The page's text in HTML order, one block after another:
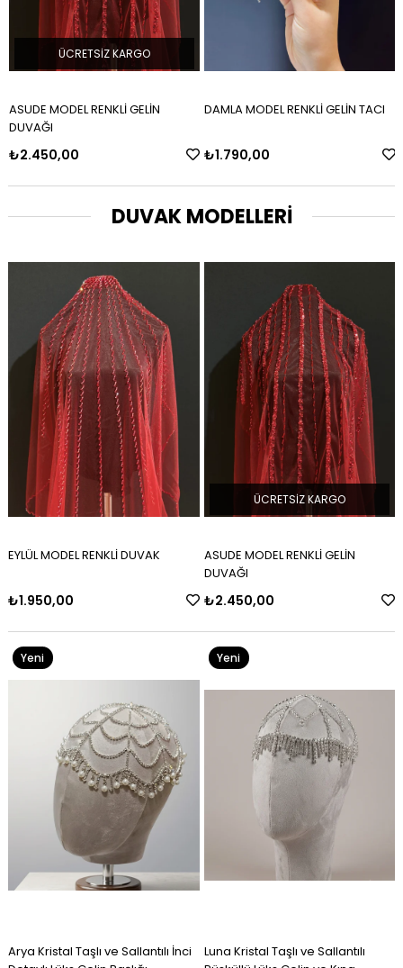
ASUDE MODEL RENKLİ GELİN
DUVAĞI
₺2.450,00
ÜCRETSIZ KARGO
DAMLA MODEL RENKLİ GELİN TACI
₺1.790,00
DUVAK MODELLERİ
ASUDE MODEL RENKLİ GELİN
₺2.450,00
ÜCRETSIZ KARGO
YENİ İNCİ MODEL GELİN DUVAĞI
₺4.750,00
ÜCRETSIZ KARGO
Arya Kristal Taşlı ve Sallantılı İnci
Yeni
Ürün
Luna Kristal Taşlı ve Sallantılı
Yeni